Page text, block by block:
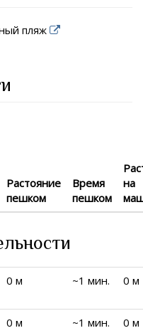
пляж
Растояние
пешком
Время
пешком
на
0 м ~1 мин. 0 м
0 м ~1 мин. 0 м